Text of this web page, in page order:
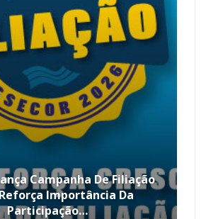
Campanha De Filiação
Reforça Importância Da
Participação…